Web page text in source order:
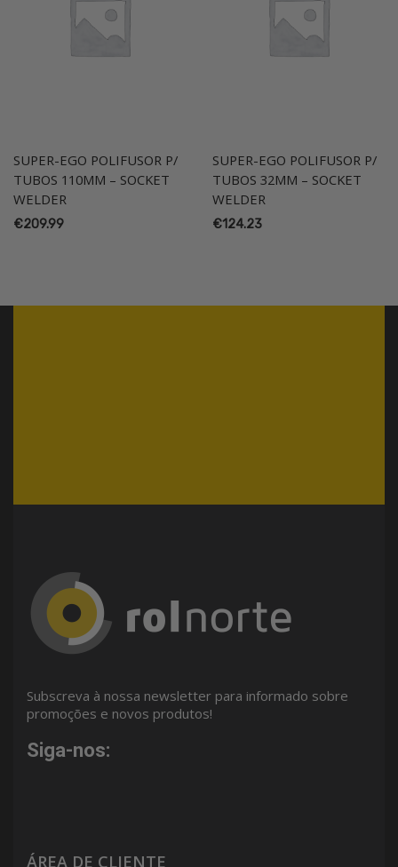
SUPER-EGO POLIFUSOR P/
TUBOS 110MM – SOCKET
WELDER
€209.99
SUPER-EGO POLIFUSOR P/
TUBOS 32MM – SOCKET
WELDER
€124.23
Subscreva à nossa newsletter para informado sobre
promoções e novos produtos!
Siga-nos:
ÁREA DE CLIENTE